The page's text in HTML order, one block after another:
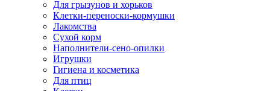
Для грызунов и хорьков
Клетки-переноски-кормушки
Лакомства
Сухой корм
Наполнители-сено-опилки
Игрушки
Гигиена и косметика
Для птиц